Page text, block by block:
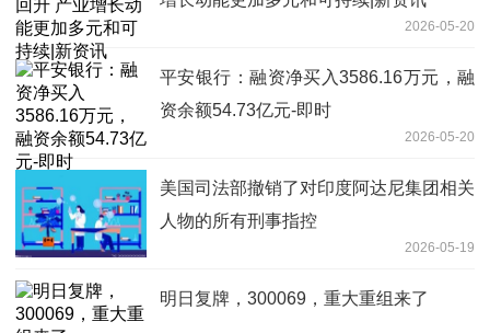
2026-05-20
平安银行：融资净买入3586.16万元，融
资余额54.73亿元-即时
2026-05-20
美国司法部撤销了对印度阿达尼集团相关
人物的所有刑事指控
2026-05-19
明日复牌，300069，重大重组来了